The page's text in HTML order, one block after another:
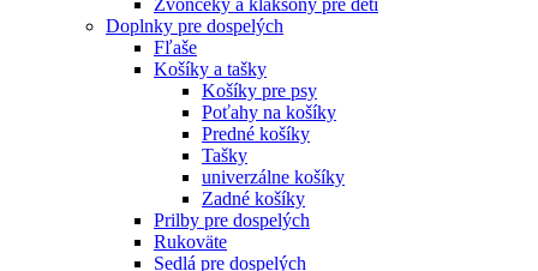
Doplnky pre dospelých
Fľaše
Košíky a tašky
Košíky pre psy
Poťahy na košíky
Predné košíky
Tašky
univerzálne košíky
Zadné košíky
Prilby pre dospelých
Rukoväte
Sedlá pre dospelých